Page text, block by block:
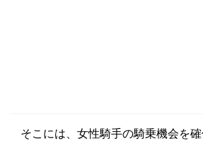
そこには、女性騎手の騎乗機会を